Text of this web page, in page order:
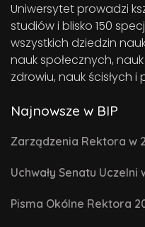
Uniwersytet prowadzi
studiów i blisko 150
wszystkich dziedzin
nauk społecznych,
zdrowiu, nauk ścisłych i
Najnowsze w BIP
Zarządzenia Rektora w
Uchwały Senatu Uczelni
Pisma Okólne Rektora